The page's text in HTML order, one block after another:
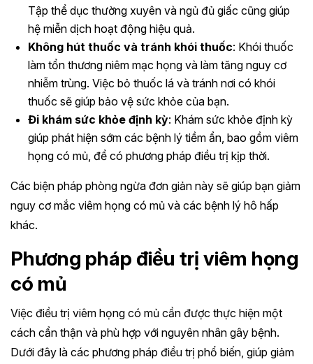
Tập thể dục thường xuyên và ngủ đủ giấc cũng giúp
hệ miễn dịch hoạt động hiệu quả.
Không hút thuốc và tránh khói thuốc: Khói thuốc
làm tổn thương niêm mạc họng và làm tăng nguy cơ
nhiễm trùng. Việc bỏ thuốc lá và tránh nơi có khói
thuốc sẽ giúp bảo vệ sức khỏe của bạn.
Đi khám sức khỏe định kỳ: Khám sức khỏe định kỳ
giúp phát hiện sớm các bệnh lý tiềm ẩn, bao gồm viêm
họng có mủ, để có phương pháp điều trị kịp thời.
Các biện pháp phòng ngừa đơn giản này sẽ giúp bạn giảm
nguy cơ mắc viêm họng có mủ và các bệnh lý hô hấp
khác.
Phương pháp điều trị viêm họng
có mủ
Việc điều trị viêm họng có mủ cần được thực hiện một
cách cẩn thận và phù hợp với nguyên nhân gây bệnh.
Dưới đây là các phương pháp điều trị phổ biến, giúp giảm